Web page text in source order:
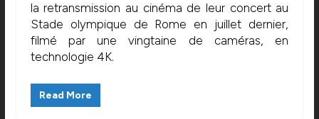
la retransmission au cinéma de leur concert au
Stade olympique de Rome en juillet dernier,
filmé par une vingtaine de caméras, en
technologie 4K.
Read More